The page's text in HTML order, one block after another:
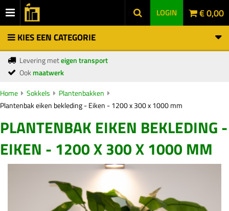
LOGIN € 0,00
KIES EEN CATEGORIE
Levering meteigen transport
Ookmaatwerk
Home Sokkels
Plantenbakken
Plantenbak eiken bekleding - Eiken - 1200 x 300 x 1000 mm
PLANTENBAK EIKEN BEKLEDING -
EIKEN - 1200 X 300 X 1000 MM